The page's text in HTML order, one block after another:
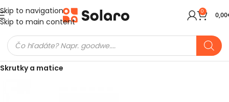
Skip to navigation
Skip to main content
0 0,00
Domov FV Montážne prvky Spojovací material
Skrutky a matice